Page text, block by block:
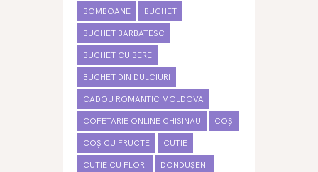
BOMBOANE BUCHET
BUCHET BARBATESC
BUCHET CU BERE
BUCHET DIN DULCIURI
CADOU ROMANTIC MOLDOVA
COFETARIE ONLINE CHISINAU COȘ
COȘ CU FRUCTE CUTIE
CUTIE CU FLORI DONDUȘENI